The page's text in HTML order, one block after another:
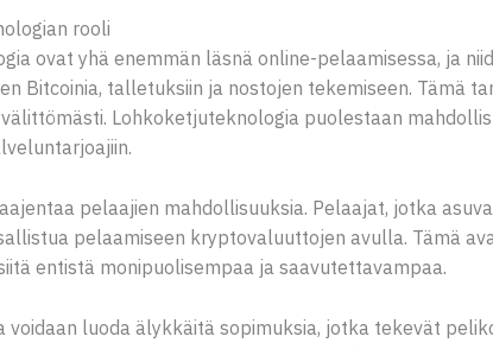
rooli
ovat yhä enemmän läsnä online-pelaamisessa, ja
Bitcoinia, talletuksiin ja nostojen tekemiseen. Tämä
Lohkoketjuteknologia puolestaan
pelaajien mahdollisuuksia. Pelaajat, jotka
pelaamiseen kryptovaluuttojen avulla. Tämä
entistä monipuolisempaa ja saavutettavampaa.
luoda älykkäitä sopimuksia, jotka tekevät